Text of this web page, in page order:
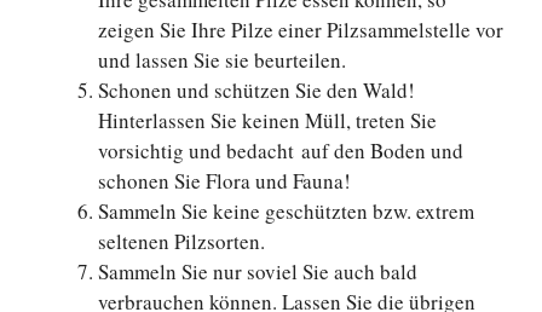
zeigen Sie Ihre Pilze einer Pilzsammelstelle vor
und lassen Sie sie beurteilen.
Schonen und schützen Sie den Wald!
Hinterlassen Sie keinen Müll, treten Sie
vorsichtig und bedacht auf den Boden und
schonen Sie Flora und Fauna!
Sammeln Sie keine geschützten bzw. extrem
seltenen Pilzsorten.
Sammeln Sie nur soviel Sie auch bald
verbrauchen können. Lassen Sie die übrigen